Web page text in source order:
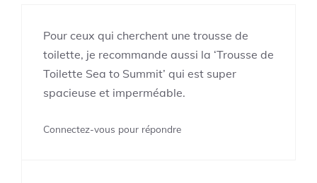
Pour ceux qui cherchent une trousse de
toilette, je recommande aussi la ‘Trousse de
Toilette Sea to Summit’ qui est super
spacieuse et imperméable.
Connectez-vous pour répondre